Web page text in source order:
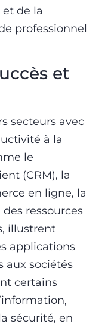
de la
professionnel
et
secteurs avec
à la
le
(CRM), la
en ligne, la
ressources
illustrent
applications
aux sociétés
certains
sécurité, en